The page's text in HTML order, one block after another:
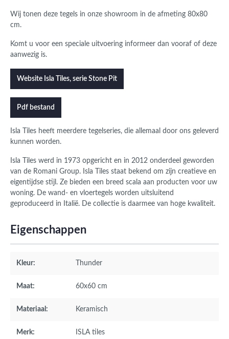
Wij tonen deze tegels in onze showroom in de afmeting 80x80
cm.
Komt u voor een speciale uitvoering informeer dan vooraf of deze
aanwezig is.
Website Isla Tiles, serie Stone Pit
Pdf bestand
Isla Tiles heeft meerdere tegelseries, die allemaal door ons geleverd
kunnen worden.
Isla Tiles werd in 1973 opgericht en in 2012 onderdeel geworden
van de Romani Group. Isla Tiles staat bekend om zijn creatieve en
eigentijdse stijl. Ze bieden een breed scala aan producten voor uw
woning. De wand- en vloertegels worden uitsluitend
geproduceerd in Italië. De collectie is daarmee van hoge kwaliteit.
Eigenschappen
Kleur: Thunder
Maat: 60x60 cm
Materiaal: Keramisch
Merk: ISLA tiles